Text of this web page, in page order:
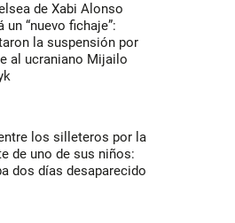
de Xabi Alonso
un “nuevo fichaje”:
la suspensión por
al ucraniano Mijailo
los silleteros por la
de uno de sus niños:
dos días desaparecido